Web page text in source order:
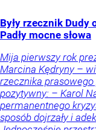
Były rzecznik Dudy
Padły mocne słowa
Mija pierwszy rok
Marcina Kędryny –
rzecznika
pozytywny: – Karol
permanentnego
sposób dojrzały i